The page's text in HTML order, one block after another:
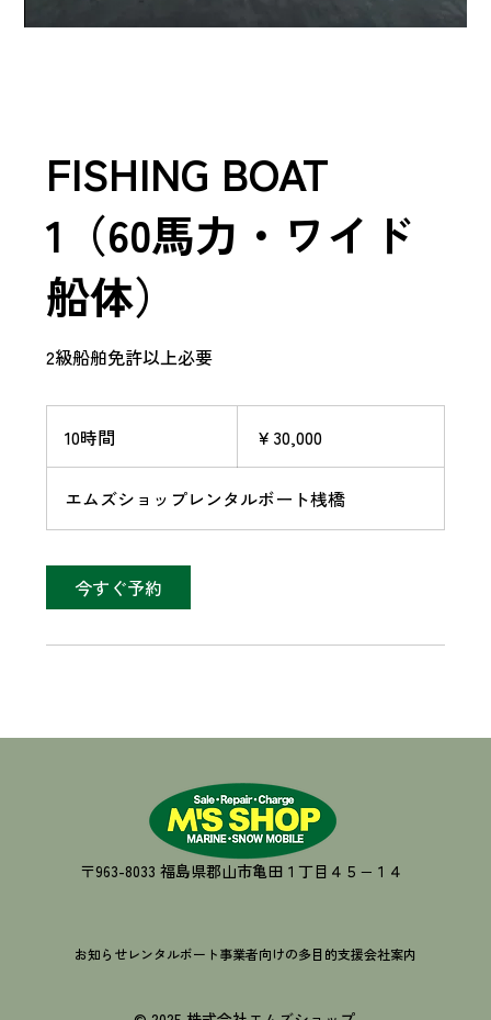
FISHING BOAT
1（60馬力・ワイド
船体）
2級船舶免許以上必要
10時間
0
時
￥30,000
エムズショップレンタルボート桟橋
今すぐ予約
〒963-8033 福島県郡山市亀田１丁目４５−１４
お知らせレンタルボート事業者向けの多目的支援会社案内